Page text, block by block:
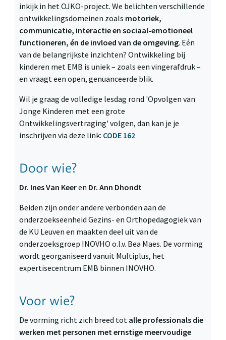
inkijk in het OJKO-project. We belichten verschillende
ontwikkelingsdomeinen zoals motoriek,
communicatie, interactie en sociaal-emotioneel
functioneren, én de invloed van de omgeving. Eén
van de belangrijkste inzichten? Ontwikkeling bij
kinderen met EMB is uniek – zoals een vingerafdruk –
en vraagt een open, genuanceerde blik.
Wil je graag de volledige lesdag rond 'Opvolgen van
Jonge Kinderen met een grote
Ontwikkelingsvertraging' volgen, dan kan je je
inschrijven via deze link: CODE 162
Door wie?
Dr. Ines Van Keeren Dr. Ann Dhondt
Beiden zijn onder andere verbonden aan de
onderzoekseenheid Gezins- en Orthopedagogiek van
de KU Leuven en maakten deel uit van de
onderzoeksgroep INOVHO o.l.v. Bea Maes. De vorming
wordt georganiseerd vanuit Multiplus, het
expertisecentrum EMB binnen INOVHO.
Voor wie?
De vorming richt zich breed tot alle professionals die
werken met personen met ernstige meervoudige